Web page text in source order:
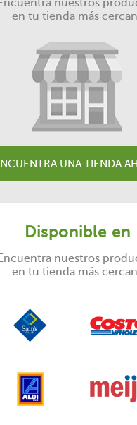
Encuentra nuestros
en tu tienda más
UNA TIENDA
Disponible en
Encuentra nuestros
en tu tienda más